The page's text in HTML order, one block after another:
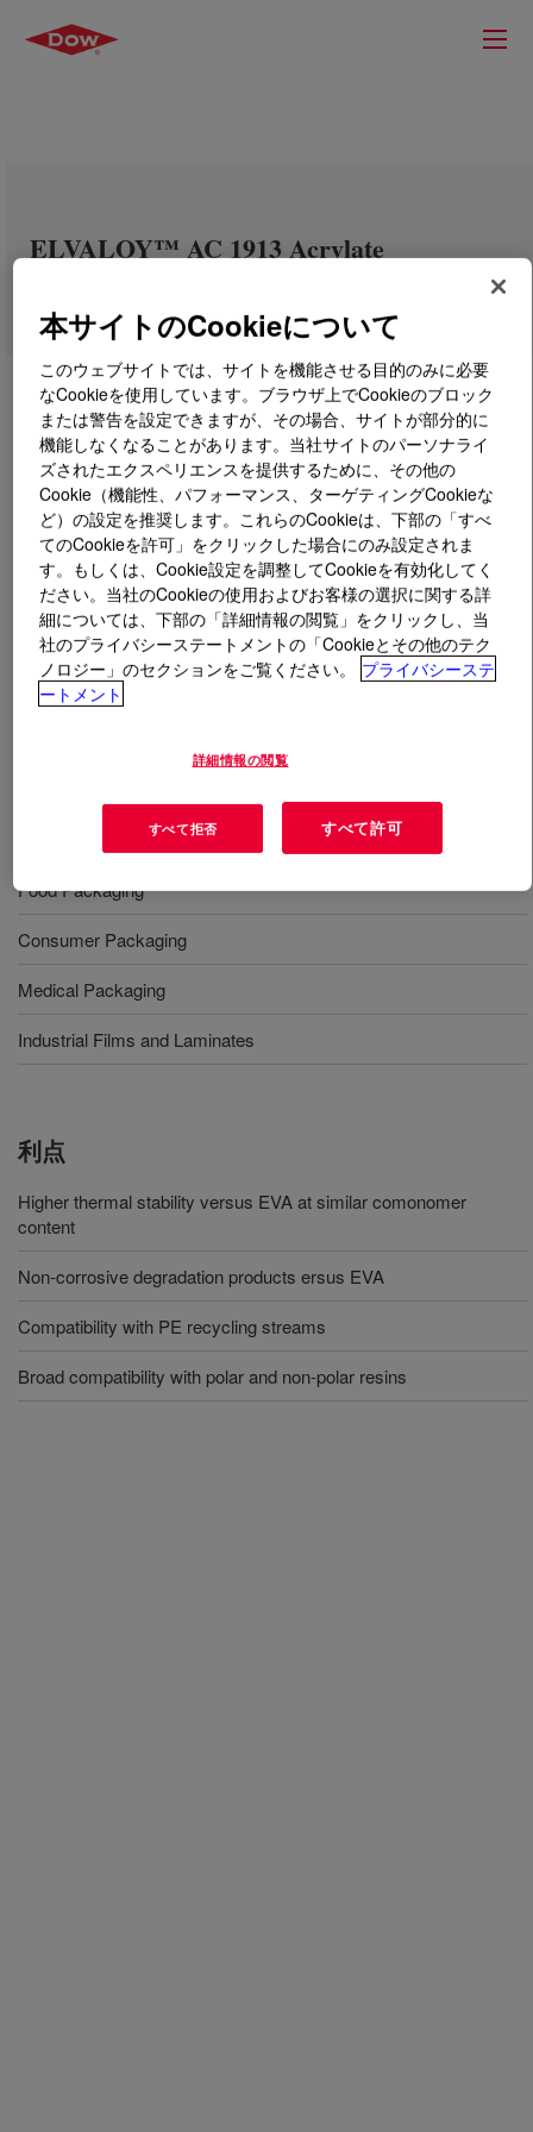
ELVALOY™ AC 1913 Acrylate
とはELVALOY™ AC 1913 Acrylate Copolymer?
Copolymer of ethylene and methyl acrylate. It is
available in pellet form for use in conventional extrusion
equipment designed to process polyethylene type resins.
Plastic Compounding
Food Packaging
Consumer Packaging
Medical Packaging
Industrial Films and Laminates
利点
Higher thermal stability versus EVA at similar comonomer
content
Non-corrosive degradation products ersus EVA
Compatibility with PE recycling streams
Broad compatibility with polar and non-polar resins
本サイトのCookieについて
このウェブサイトでは、サイトを機能させる目的のみに必要
なCookieを使用しています。ブラウザ上でCookieのブロック
または警告を設定できますが、その場合、サイトが部分的に
機能しなくなることがあります。当社サイトのパーソナライ
ズされたエクスペリエンスを提供するために、その他の
Cookie（機能性、パフォーマンス、ターゲティングCookieな
ど）の設定を推奨します。これらのCookieは、下部の「すべ
てのCookieを許可」をクリックした場合にのみ設定されま
す。もしくは、Cookie設定を調整してCookieを有効化してく
ださい。当社のCookieの使用およびお客様の選択に関する詳
細については、下部の「詳細情報の閲覧」をクリックし、当
社のプライバシーステートメントの「Cookieとその他のテク
ノロジー」のセクションをご覧ください。
プライバシーステ
ートメント
詳細情報の閲覧
すべて拒否 すべて許可